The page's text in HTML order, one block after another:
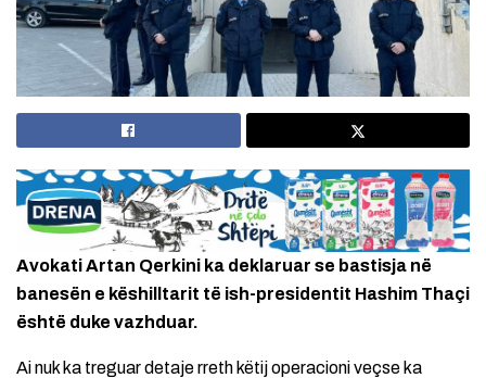
Avokati Artan Qerkini ka deklaruar se bastisja në
banesën e këshilltarit të ish-presidentit Hashim Thaçi
është duke vazhduar.
Ai nuk ka treguar detaje rreth këtij operacioni veçse ka